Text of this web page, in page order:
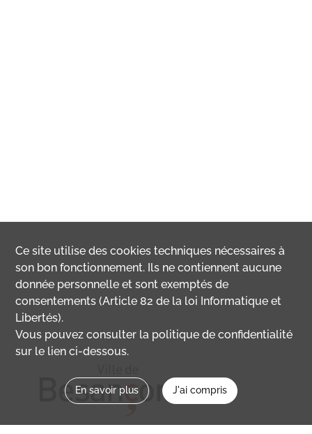
Ce site utilise descookies techniques nécessaires à
son bon fonctionnement. Ils ne contiennent aucune
donnée personnelle et sont exemptés de
consentements (Article 82 de la loi Informatique et
Libertés).
Vous pouvez consulter la politique de confidentialité
sur le lien ci-dessous.
En savoir plus J'ai compris